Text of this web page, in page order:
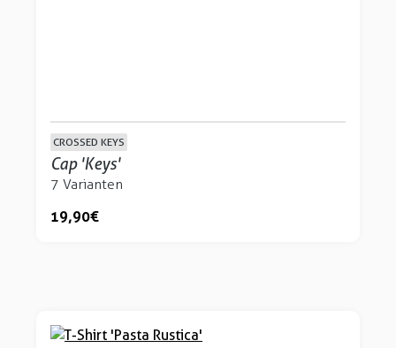
CROSSED KEYS
Cap 'Keys'
7 Varianten
19,90 €